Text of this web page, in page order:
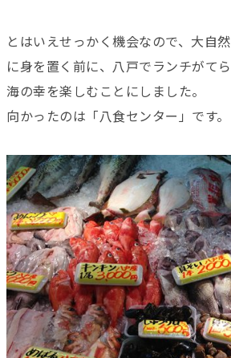
とはいえせっかく機会なので、大自然
に身を置く前に、八戸でランチがてら
海の幸を楽しむことにしました。
向かったのは「八食センター」です。